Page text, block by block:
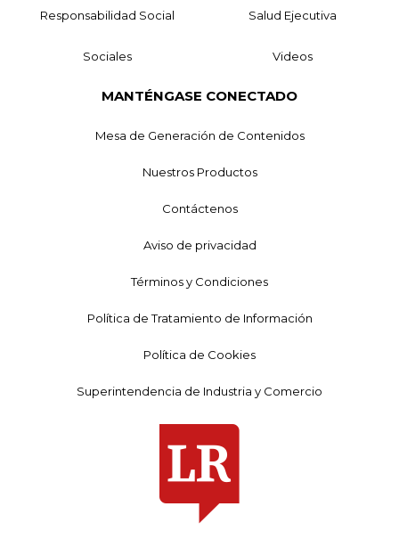
Responsabilidad Social Salud Ejecutiva
Sociales Videos
MANTÉNGASE CONECTADO
Mesa de Generación de Contenidos
Nuestros Productos
Contáctenos
Aviso de privacidad
Términos y Condiciones
Política de Tratamiento de Información
Política de Cookies
Superintendencia de Industria y Comercio